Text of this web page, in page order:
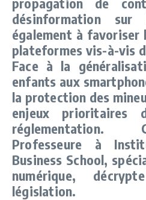
désinformation
également à favoriser
plateformes vis-à-vis
Face à la
enfants aux
la protection des
enjeux prioritaires
réglementation.
Professeure à
Business School,
numérique,
législation.